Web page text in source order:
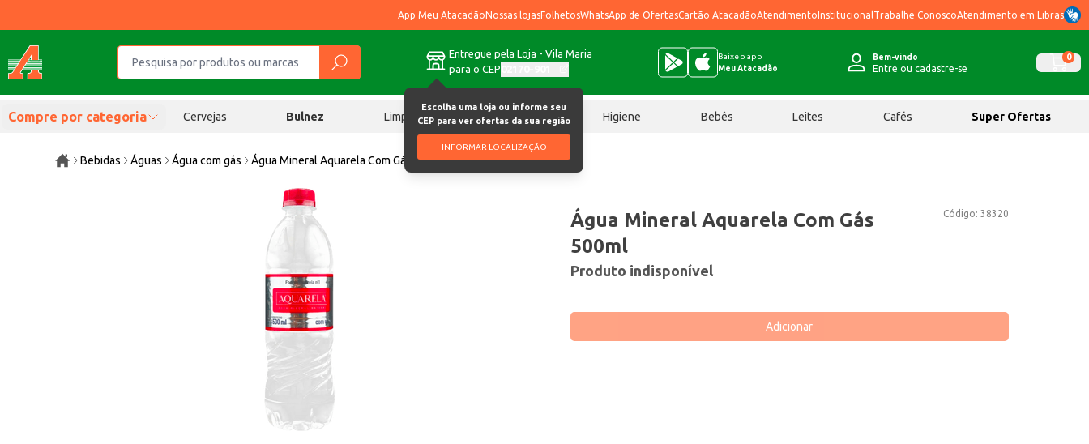
App Meu AtacadãoNossas lojasFolhetosWhatsApp de OfertasCartão AtacadãoAtendimentoInstitucional Trabalhe ConoscoAtendimento em Libras
Entregue pela Loja - Vila Maria
para o CEP
Escolha uma loja ou informe seu
CEP para ver ofertas da sua região
INFORMAR LOCALIZAÇÃO
Baixe o app
Meu Atacadão
Bem-vindo
Entre ou cadastre-se
0
Compre por categoria Cervejas Bulnez Limpeza Chocolates Higiene Bebês Leites Cafés Super Ofertas
Bebidas Águas Água com gás Água Mineral Aquarela Com Gás 500ml
Código: 38320
Água Mineral Aquarela Com Gás
500ml
Produto indisponível
Adicionar